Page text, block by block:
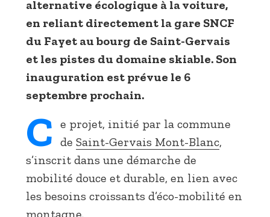
alternative écologique à la voiture,
en reliant directement la gare SNCF
du Fayet au bourg de Saint-Gervais
et les pistes du domaine skiable. Son
inauguration est prévue le 6
septembre prochain.
C e projet, initié par la commune
de Saint-Gervais Mont-Blanc,
s’inscrit dans une démarche de
mobilité douce et durable, en lien avec
les besoins croissants d’éco-mobilité en
montagne.